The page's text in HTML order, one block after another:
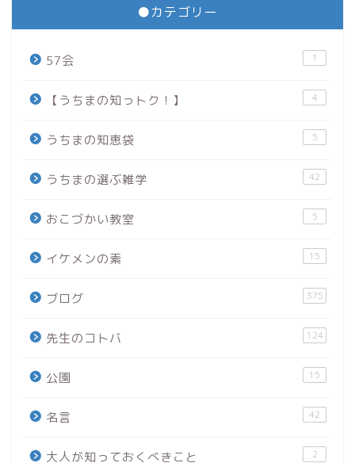
●カテゴリー
57会 1
【うちまの知っトク！】 4
うちまの知恵袋 5
うちまの選ぶ雑学 42
おこづかい教室 5
イケメンの素 15
ブログ 375
先生のコトバ 124
公園 15
名言 42
大人が知っておくべきこと 2